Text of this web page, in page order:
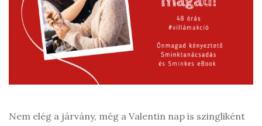
Nem elég a járvány, még a Valentin nap is szingliként